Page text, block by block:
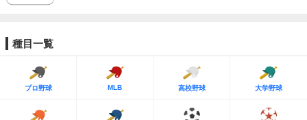
種目一覧
プロ野球 MLB 高校野球 大学野球